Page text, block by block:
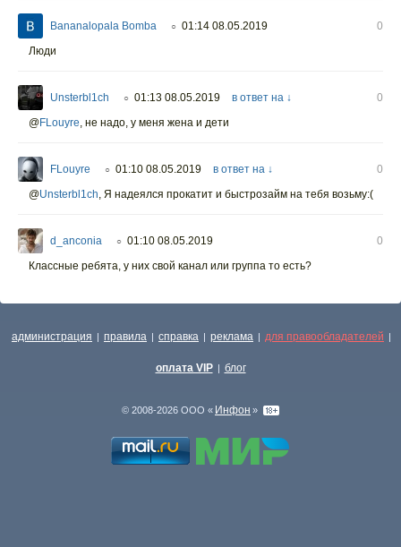
Bananalopala Bomba ○ 01:14 08.05.2019
0
Люди
Unsterbl1ch ○ 01:13 08.05.2019 в ответ на ↓
0
@FLouyre, не надо, у меня жена и дети
FLouyre ○ 01:10 08.05.2019 в ответ на ↓
0
@Unsterbl1ch, Я надеялся прокатит и быстрозайм на тебя возьму:(
d_anconia ○ 01:10 08.05.2019
0
Классные ребята, у них свой канал или группа то есть?
администрация | правила | справка | реклама | для правообладателей |
оплата VIP | блог
© 2008-2026 ООО « Инфон »